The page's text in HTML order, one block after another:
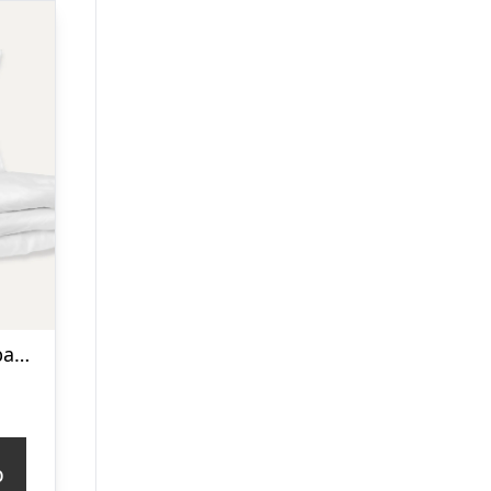
Babysengetøj i bambus | White | 70×100